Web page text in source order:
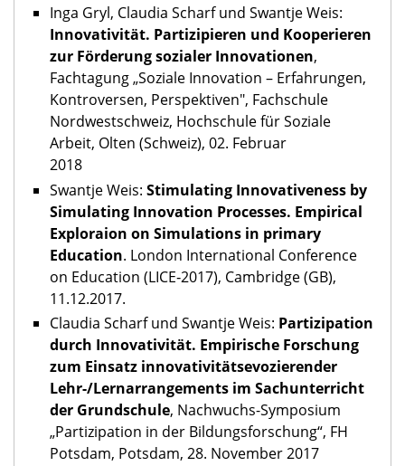
Inga Gryl, Claudia Scharf und Swantje Weis:
Innovativität. Partizipieren und Kooperieren
zur Förderung sozialer Innovationen,
Fachtagung „Soziale Innovation – Erfahrungen,
Kontroversen, Perspektiven", Fachschule
Nordwestschweiz, Hochschule für Soziale
Arbeit, Olten (Schweiz), 02. Februar
2018
Swantje Weis: Stimulating Innovativeness by
Simulating Innovation Processes. Empirical
Exploraion on Simulations in primary
Education. London International Conference
on Education (LICE‐2017), Cambridge (GB),
11.12.2017.
Claudia Scharf und Swantje Weis: Partizipation
durch Innovativität. Empirische Forschung
zum Einsatz innovativitätsevozierender
Lehr-/Lernarrangements im Sachunterricht
der Grundschule, Nachwuchs-Symposium
„Partizipation in der Bildungsforschung“, FH
Potsdam, Potsdam, 28. November 2017